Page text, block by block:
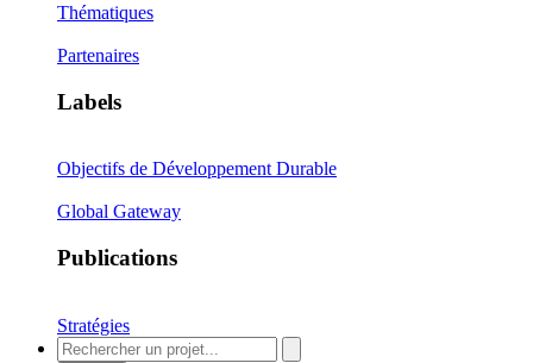
Thématiques
Partenaires
Labels
Objectifs de Développement Durable
Global Gateway
Publications
Stratégies